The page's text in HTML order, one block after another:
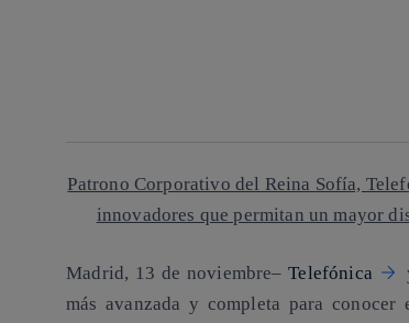
Patrono Corporativo del Reina Sofía,
innovadores que permitan un mayor
Madrid, 13 de noviembre–Telefónica
más avanzada y completa para conocer